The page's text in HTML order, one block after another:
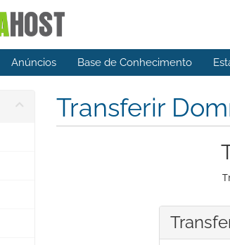
Anúncios Base de Conhecimento
Transferir